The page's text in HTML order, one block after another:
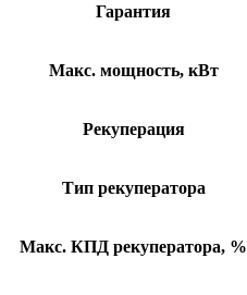
Гарантия
Макс. мощность, кВт
Рекуперация
Тип рекуператора
Макс. КПД рекуператора, %